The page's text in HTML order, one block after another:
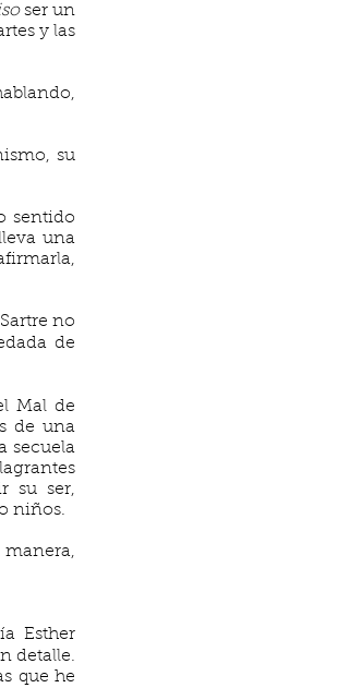
ser un
y las
su
sentido
una
no
de
Mal de
de una
secuela
su ser,
niños.
manera,
Esther
detalle.
que he